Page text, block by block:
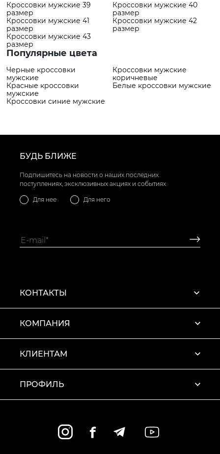
Кроссовки мужские 39
размер
Кроссовки мужские 40
размер
Кроссовки мужские 41
размер
Кроссовки мужские 42
размер
Кроссовки мужские 43
размер
Популярные цвета
Черные кроссовки
мужские
Кроссовки мужские
коричневые
Красные кроссовки
мужские
Белые кроссовки мужские
Кроссовки синие мужские
БУДЬ БЛИЖЕ
Подпишитесь на новости о наших последних
поступлениях, эксклюзивных акциях и событиях
Для нее Для него
КОНТАКТЫ
КОМПАНИЯ
КЛИЕНТАМ
ПРОФИЛЬ